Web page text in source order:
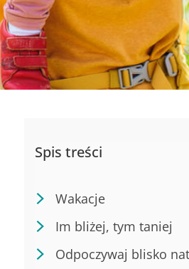
Spis treści
Wakacje
Im bliżej, tym taniej
Odpoczywaj blisko